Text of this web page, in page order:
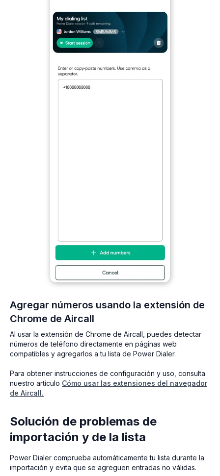
Agregar números usando la extensión de
Chrome de Aircall
Al usar la extensión de Chrome de Aircall, puedes detectar
números de teléfono directamente en páginas web
compatibles y agregarlos a tu lista de Power Dialer.
Para obtener instrucciones de configuración y uso, consulta
nuestro artículo Cómo usar las extensiones del navegador
de Aircall.
Solución de problemas de
importación y de la lista
Power Dialer comprueba automáticamente tu lista durante la
importación y evita que se agreguen entradas no válidas.